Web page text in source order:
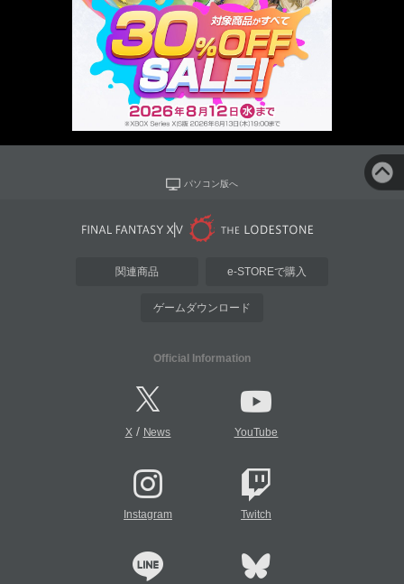
パソコン版へ
関連商品 e-STOREで購入
ゲームダウンロード
Official Information
X/ News YouTube
Instagram Twitch